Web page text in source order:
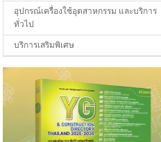
อุปกรณ์เครื่องใช้อุตสาหกรรม และบริการ
ทั่วไป
บริการเสริมพิเศษ